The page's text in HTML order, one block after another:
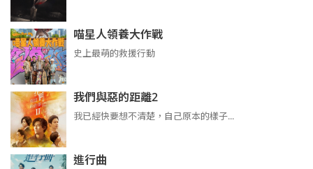
喵星人領養大作戰
史上最萌的救援行動
我們與惡的距離2
我已經快要想不清楚，自己原本的樣子...
進行曲